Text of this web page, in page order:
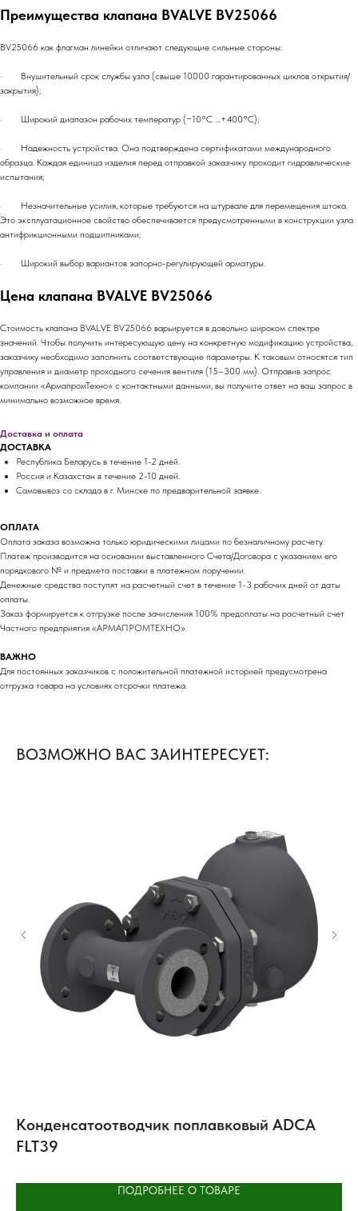
Преимущества клапана BVALVE BV25066
BV25066 как флагман линейки отличают следующие сильные стороны:
· Внушительный срок службы узла (свыше 10000 гарантированных циклов открытия/
закрытия);
· Широкий диапазон рабочих температур (−10°С …+400°С);
· Надежность устройства. Она подтверждена сертификатами международного
образца. Каждая единица изделия перед отправкой заказчику проходит гидравлические
испытания;
· Незначительные усилия, которые требуются на штурвале для перемещения штока.
Это эксплуатационное свойство обеспечивается предусмотренными в конструкции узла
антифрикционными подшипниками;
· Широкий выбор вариантов запорно-регулирующей арматуры.
Цена клапана BVALVE BV25066
Стоимость клапана BVALVE BV25066 варьируется в довольно широком спектре
значений. Чтобы получить интересующую цену на конкретную модификацию устройства,
заказчику необходимо заполнить соответствующие параметры. К таковым относятся тип
управления и диаметр проходного сечения вентиля (15–300 мм). Отправив запрос
компании «АрмапромТехно» с контактными данными, вы получите ответ на ваш запрос в
минимально возможное время.
Доставка и оплата
ДОСТАВКА
Республика Беларусь в течение 1-2 дней.
Россия и Казахстан в течение 2-10 дней.
Самовывоз со склада в г. Минске по предварительной заявке.
ОПЛАТА
Оплата заказа возможна только юридическими лицами по безналичному расчету.
Платеж производится на основании выставленного Счета/Договора с указанием его
порядкового № и предмета поставки в платежном поручении.
Денежные средства поступят на расчетный счет в течение 1-3 рабочих дней от даты
оплаты.
Заказ формируется к отгрузке после зачисления 100% предоплаты на расчетный счет
Частного предприятия «АРМАПРОМТЕХНО».
ВАЖНО
Для постоянных заказчиков с положительной платежной историей предусмотрена
отгрузка товара на условиях отсрочки платежа.
ВОЗМОЖНО ВАС ЗАИНТЕРЕСУЕТ:
Конденсатоотводчик поплавковый ADCA
FLT39
ПОДРОБНЕЕ О ТОВАРЕ